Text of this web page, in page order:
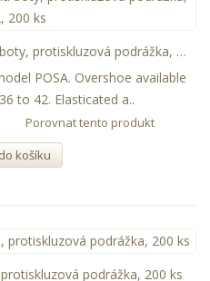
DuPont™ Tyvek® návleky na boty, protiskluzová podrážka, 36-42, 200 ks
POSA. Overshoe available
to 42. Elasticated a..
Porovnat tento produkt
košíku
podrážka, 200 ks